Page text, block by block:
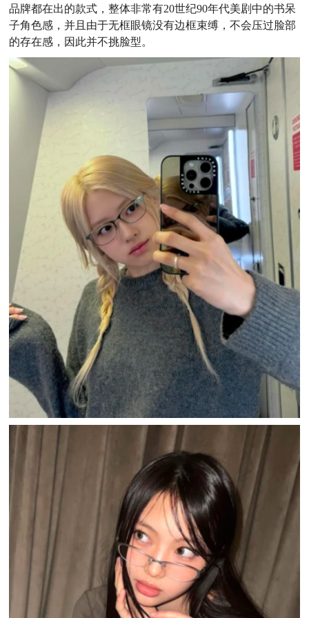
品牌都在出的款式，整体非常有20世纪90年代美剧中的书呆
子角色感，并且由于无框眼镜没有边框束缚，不会压过脸部
的存在感，因此并不挑脸型。